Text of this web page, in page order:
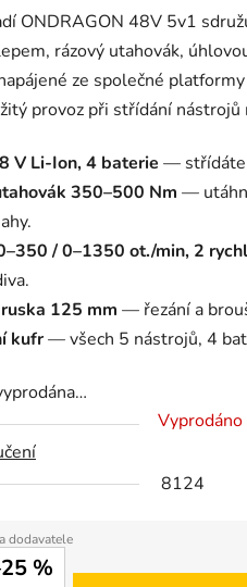
ONDRAGON 48V 5v1
rázový utahovák,
ze společné
provoz při střídání nástrojů
V Li-Ion, 4 baterie — střídáte
350–500 Nm —
/ 0–1350 ot./min, 2
125 mm — řezání a
kufr— všech 5 nástrojů, 4
Vyprodáno
8124
%